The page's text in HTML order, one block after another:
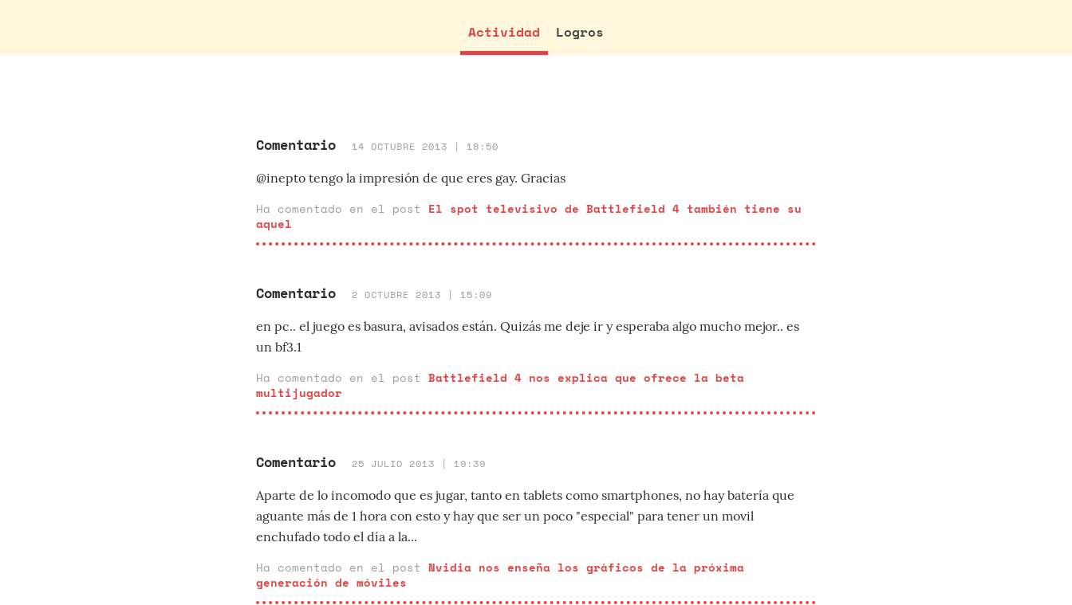
Actividad Logros
Comentario 14 OCTUBRE 2013 | 18:50
@inepto tengo la impresión de que eres gay. Gracias
Ha comentado en el post El spot televisivo de Battlefield 4 también tiene su
aquel
Comentario 2 OCTUBRE 2013 | 15:09
en pc.. el juego es basura, avisados están. Quizás me deje ir y esperaba algo mucho mejor.. es
un bf3.1
Ha comentado en el post Battlefield 4 nos explica que ofrece la beta
multijugador
Comentario 25 JULIO 2013 | 19:39
Aparte de lo incomodo que es jugar, tanto en tablets como smartphones, no hay batería que
aguante más de 1 hora con esto y hay que ser un poco "especial" para tener un movil
enchufado todo el día a la...
Ha comentado en el post Nvidia nos enseña los gráficos de la próxima
generación de móviles